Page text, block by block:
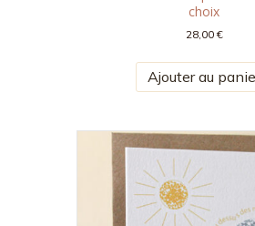
choix
28,00€
Ajouter au